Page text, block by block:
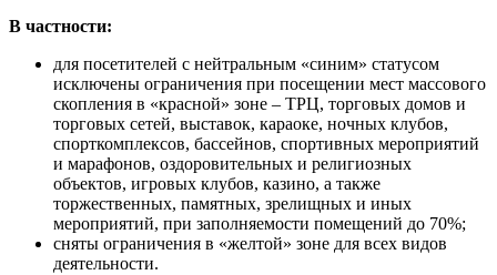
В частности:
для посетителей с нейтральным «синим» статусом
исключены ограничения при посещении мест массового
скопления в «красной» зоне – ТРЦ, торговых домов и
торговых сетей, выставок, караоке, ночных клубов,
спорткомплексов, бассейнов, спортивных мероприятий
и марафонов, оздоровительных и религиозных
объектов, игровых клубов, казино, а также
торжественных, памятных, зрелищных и иных
мероприятий, при заполняемости помещений до 70%;
сняты ограничения в «желтой» зоне для всех видов
деятельности.